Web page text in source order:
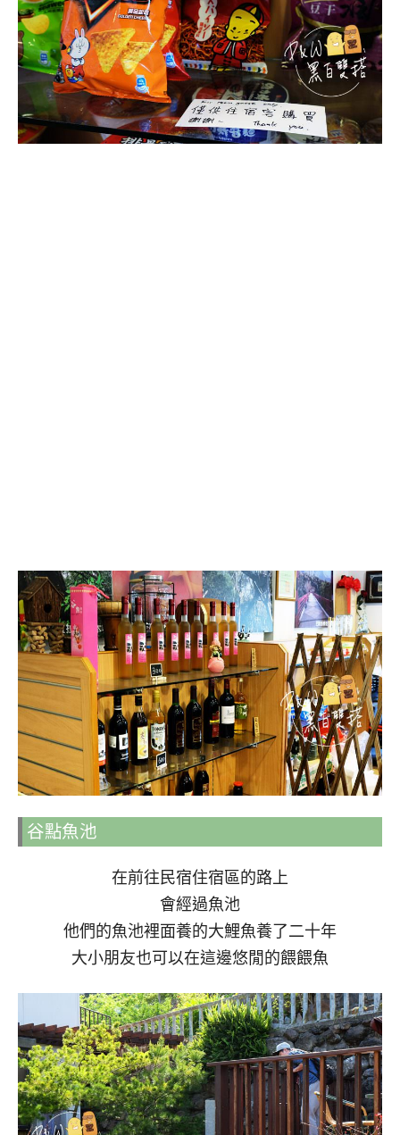
谷點魚池
在前往民宿住宿區的路上
會經過魚池
他們的魚池裡面養的大鯉魚養了二十年
大小朋友也可以在這邊悠閒的餵餵魚